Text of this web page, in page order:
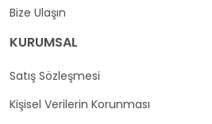
Bize Ulaşın
KURUMSAL
Satış Sözleşmesi
Kişisel Verilerin Korunması